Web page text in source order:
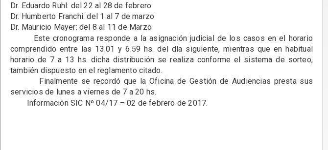
Dr. Eduardo Ruhl: del 22 al 28 de febrero
Dr. Humberto Franchi: del 1 al 7 de marzo
Dr. Mauricio Mayer: del 8 al 11 de Marzo
Este cronograma responde a la asignación judicial de los casos en el horario
comprendido entre las 13.01 y 6.59 hs. del día siguiente, mientras que en habitual
horario de 7 a 13 hs. dicha distribución se realiza conforme el sistema de sorteo,
también dispuesto en el reglamento citado.
Finalmente se recordó que la Oficina de Gestión de Audiencias presta sus
servicios de lunes a viernes de 7 a 20 hs.
Información SIC Nº 04/17 – 02 de febrero de 2017.